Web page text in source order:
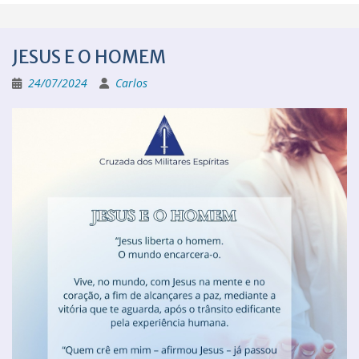
JESUS E O HOMEM
24/07/2024 Carlos